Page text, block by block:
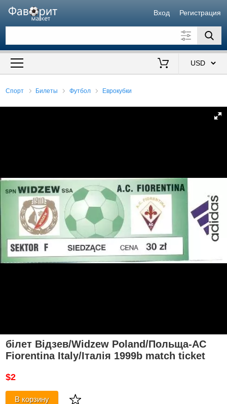
Вход Регистрация
Искать также в описании
Спорт Билеты Футбол Еврокубки
білет Відзев/Widzew Poland/Польща-AC
Fiorentina Italy/Італія 1999b match ticket
$2
В корзину